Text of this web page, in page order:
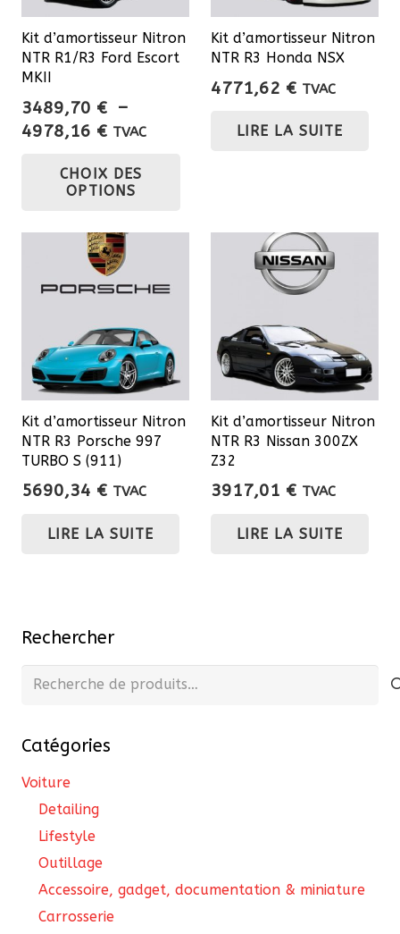
Kit d’amortisseur Nitron
NTR R1/R3 Ford Escort
MKII
3489,70 € –
4978,16 €Plage
prix :
3489,70 €
4978,16 €
TVAC
CHOIX DES
OPTIONS
plusieurs
variations.
peuvent
être
choisies
sur
page
Kit d’amortisseur Nitron
NTR R3 Honda NSX
4771,62 € TVAC
LIRE LA SUITE
Kit d’amortisseur Nitron
NTR R3 Porsche 997
TURBO S (911)
5690,34 € TVAC
LIRE LA SUITE
Kit d’amortisseur Nitron
NTR R3 Nissan 300ZX
Z32
3917,01 € TVAC
LIRE LA SUITE
Rechercher
Recherche
Catégories
Voiture
Detailing
Lifestyle
Outillage
Accessoire, gadget, documentation & miniature
Carrosserie